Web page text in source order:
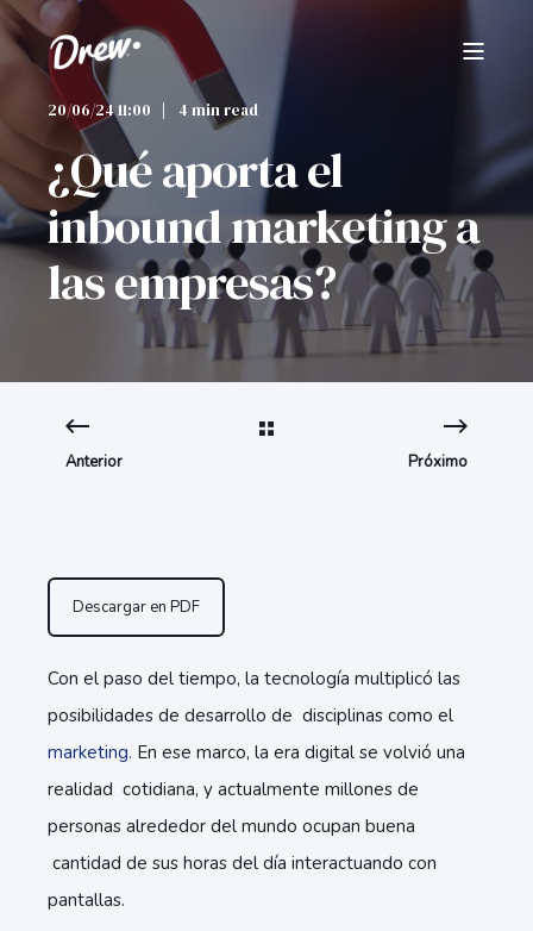
20/06/24 11:00 4 min read
¿Qué aporta el
inbound marketing a
las empresas?
Anterior Próximo
Descargar en PDF
Con el paso del tiempo, la tecnología multiplicó las
posibilidades de desarrollo de disciplinas como el
marketing. En ese marco, la era digital se volvió una
realidad cotidiana, y actualmente millones de
personas alrededor del mundo ocupan buena
cantidad de sus horas del día interactuando con
pantallas.